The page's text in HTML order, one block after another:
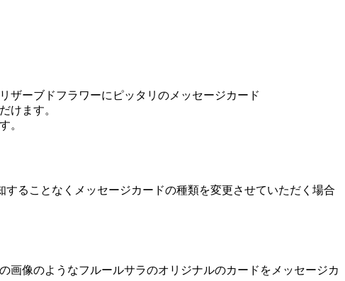
けます。
。
ることなくメッセージカードの種類を変更させていただく場合
画像のようなフルールサラのオリジナルのカードをメッセージカ